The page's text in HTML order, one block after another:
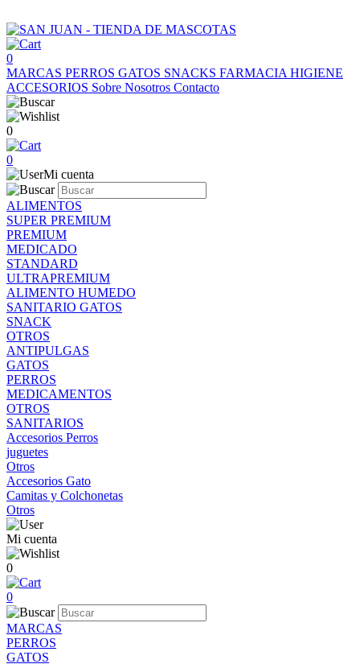
0
MARCAS PERROS GATOS SNACKS FARMACIA HIGIENE
ACCESORIOS Sobre Nosotros Contacto
0
0
Mi cuenta
ALIMENTOS
SUPER PREMIUM
PREMIUM
MEDICADO
STANDARD
ULTRAPREMIUM
ALIMENTO HUMEDO
SANITARIO GATOS
SNACK
OTROS
ANTIPULGAS
GATOS
PERROS
MEDICAMENTOS
OTROS
SANITARIOS
Accesorios Perros
juguetes
Otros
Accesorios Gato
Camitas y Colchonetas
Otros
Mi cuenta
0
0
MARCAS
PERROS
GATOS